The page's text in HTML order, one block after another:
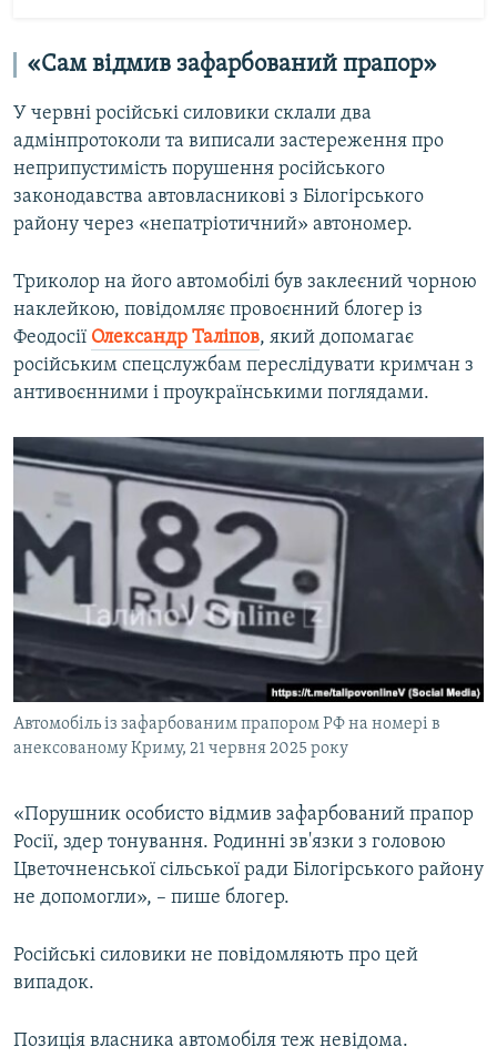
«Сам відмив зафарбований прапор»
У червні російські силовики склали два
адмінпротоколи та виписали застереження про
неприпустимість порушення російського
законодавства автовласникові з Білогірського
району через «непатріотичний» автономер.
Триколор на його автомобілі був заклеєний чорною
наклейкою, повідомляє провоєнний блогер із
Феодосії Олександр Таліпов, який допомагає
російським спецслужбам переслідувати кримчан з
антивоєнними і проукраїнськими поглядами.
Автомобіль із зафарбованим прапором РФ на номері в
анексованому Криму, 21 червня 2025 року
«Порушник особисто відмив зафарбований прапор
Росії, здер тонування. Родинні зв'язки з головою
Цветочненської сільської ради Білогірського району
не допомогли», – пише блогер.
Російські силовики не повідомляють про цей
випадок.
Позиція власника автомобіля теж невідома.